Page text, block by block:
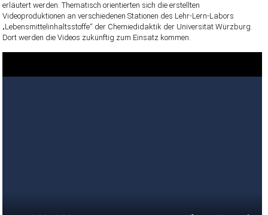
erläutert werden. Thematisch orientierten sich die erstellten
Videoproduktionen an verschiedenen Stationen des Lehr-Lern-Labors
„Lebensmittelinhaltsstoffe“ der Chemiedidaktik der Universität Würzburg.
Dort werden die Videos zukünftig zum Einsatz kommen.